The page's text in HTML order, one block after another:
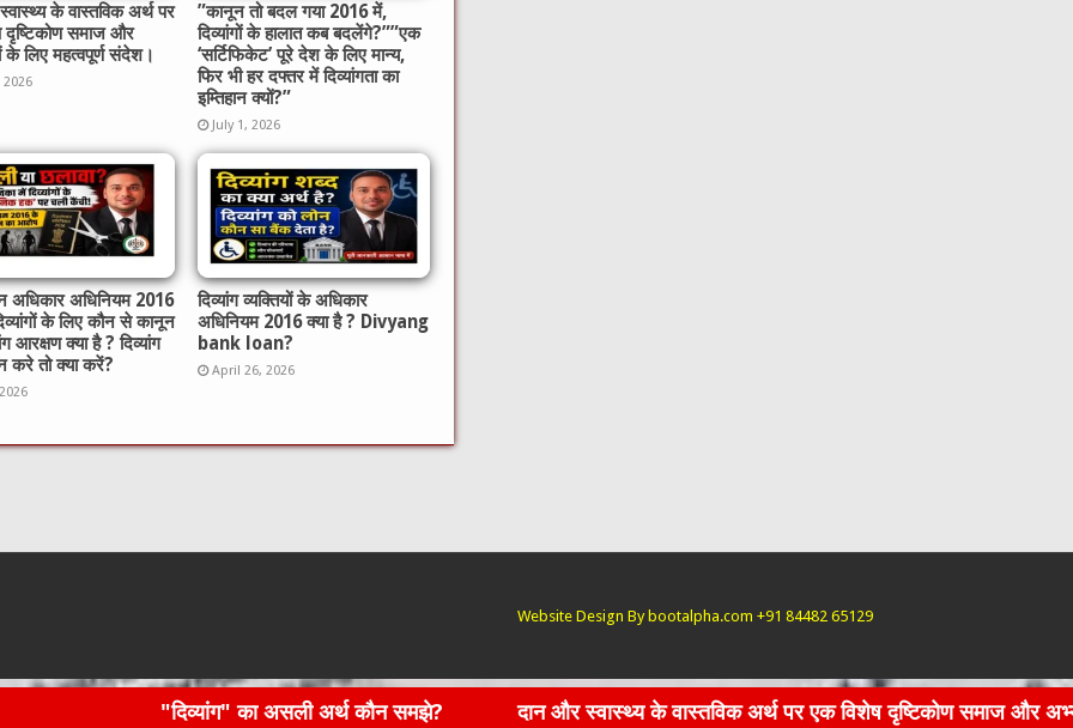
के वास्तविक अर्थ पर
दृष्टिकोण समाज और
के लिए महत्वपूर्ण संदेश।
2026
​”कानून तो बदल गया 2016 में,
दिव्यांगों के हालात कब बदलेंगे?”​”एक
‘सर्टिफिकेट’ पूरे देश के लिए मान्य,
फिर भी हर दफ्तर में दिव्यांगता का
इम्तिहान क्यों?”
July 1, 2026
अधिकार अधिनियम 2016
के लिए कौन से कानून
आरक्षण क्या है ? दिव्यांग
करे तो क्या करें?
दिव्यांग व्यक्तियों के अधिकार
अधिनियम 2016 क्या है ? Divyang
bank loan?
April 26, 2026
Website Design By bootalpha.com +91 84482 65129
"दिव्यांग" का असली अर्थ कौन समझे? दान और स्वास्थ्य के वास्तविक अर्थ पर एक विशेष दृष्टिकोण समाज और अभ्यर्थियों के लिए